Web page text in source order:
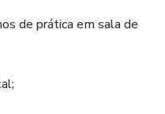
de prática em sala de